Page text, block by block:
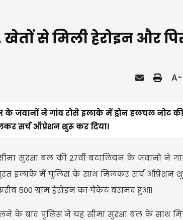
खेतों से मिली हेरोइन और
A-
के जवानों ने गांव रोसे इलाके में ड्रोन हलचल नोट
सर्च ऑप्रेशन शुरू कर दिया।
सुरक्षा बल की 27वीं बटालियन के जवानों ने
इलाके में पुलिस के साथ मिलकर सर्च ऑप्रेशन
500 ग्राम हैरोइन का पैकेट बरामद हुआ।
के बाद पुलिस ने यह सीमा सुरक्षा बल के साथ